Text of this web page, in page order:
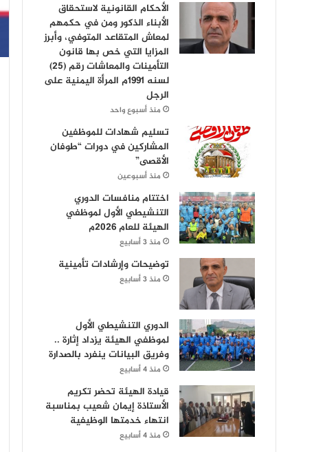
الأحكام القانونية لاستحقاق
الأبناء الذكور ومن في حكمهم
لمعاش المتقاعد المتوفي، وأبرز
المزايا التي خص بها قانون
التأمينات والمعاشات رقم (25)
لسنه 1991م المرأة اليمنية على
الرجل
منذ أسبوع واحد
تسليم شهادات للموظفين
المشاركين في دورات “طوفان
الأقصى”
منذ أسبوعين
اختتام منافسات الدوري
التنشيطي الأول لموظفي
الهيئة للعام 2026م
منذ 3 أسابيع
توضيحات وإرشادات تأمينية
منذ 3 أسابيع
الدوري التنشيطي الأول
لموظفي الهيئة يزداد إثارة ..
وفريق البيانات ينفرد بالصدارة
منذ 4 أسابيع
قيادة الهيئة تحضر تكريم
الأستاذة إيمان شعيب بمناسبة
انتهاء خدمتها الوظيفية
منذ 4 أسابيع